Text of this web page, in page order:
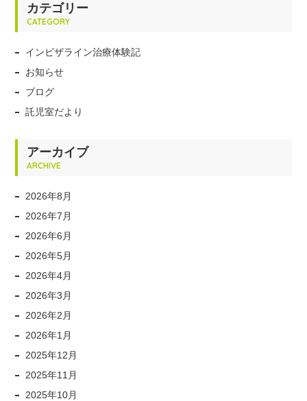
カテゴリー
CATEGORY
インビザライン治療体験記
お知らせ
ブログ
託児室だより
アーカイブ
ARCHIVE
2026年8月
2026年7月
2026年6月
2026年5月
2026年4月
2026年3月
2026年2月
2026年1月
2025年12月
2025年11月
2025年10月